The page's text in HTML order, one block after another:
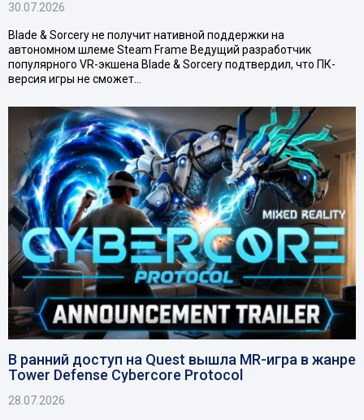
30.07.2026
Blade & Sorcery не получит нативной поддержки на
автономном шлеме Steam Frame Ведущий разработчик
популярного VR-экшена Blade & Sorcery подтвердил, что ПК-
версия игры не сможет…
В ранний доступ на Quest вышла MR-игра в жанре
Tower Defense Cybercore Protocol
28.07.2026